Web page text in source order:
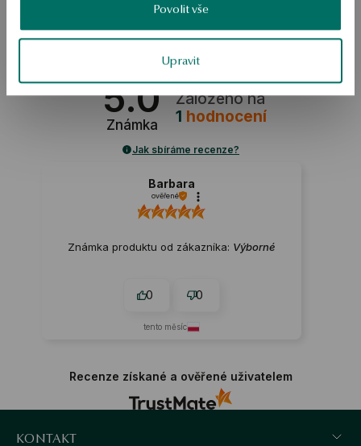
Povolit vše
Upravit
BEZPEČNOST
5.0
Známka
Založeno na
1 hodnocení
Jak sbíráme recenze?
Barbara
ověřené
Známka produktu od zákazníka: Výborné
0 0
tento měsíc
Recenze získané a ověřené uživatelem
KONTAKT